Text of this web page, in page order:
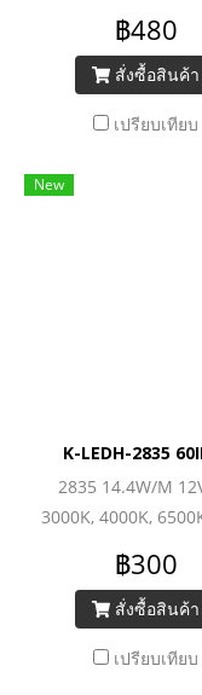
Low-Power
1680lm/M
฿480
สั่งซื้อสินค้า
เปรียบเทียบ
New
K-LEDH-2835
2835 14.4W/M
3000K, 4000K,
Mid-Power
1500lm/M
฿300
สั่งซื้อสินค้า
เปรียบเทียบ